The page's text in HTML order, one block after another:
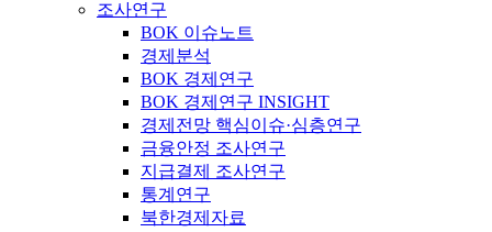
조사연구
BOK 이슈노트
경제분석
BOK 경제연구
BOK 경제연구 INSIGHT
경제전망 핵심이슈·심층연구
금융안정 조사연구
지급결제 조사연구
통계연구
북한경제자료